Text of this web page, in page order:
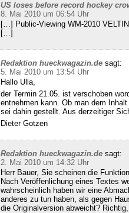
US loses before record hockey
8. Mai 2010 um 06:54 Uhr
[…] Public-Viewing WM-2010
[…]
Redaktion hueckwagazin.de sagt:
5. Mai 2010 um 13:54 Uhr
Hallo Ulla,
der Termin 21.05. ist verschoben
entnehmen kann. Ob man dem
sei dahin gestellt. Aus derzeitiger
Dieter Gotzen
Redaktion hueckwagazin.de sagt:
2. Mai 2010 um 14:32 Uhr
Herr Bauer, Sie scheinen die
Nach Veröffenlichung eines Textes
wahrscheinlich haben wir eine
anderes zu tun haben, als gegen
die Originalversion abweicht?